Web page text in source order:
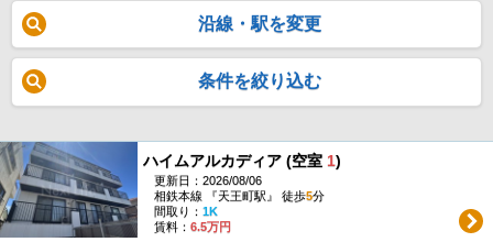
沿線・駅を変更
条件を絞り込む
ハイムアルカディア (空室 1)
更新日：2026/08/06
相鉄本線 『天王町駅』 徒歩5分
間取り： 1K
賃料： 6.5万円